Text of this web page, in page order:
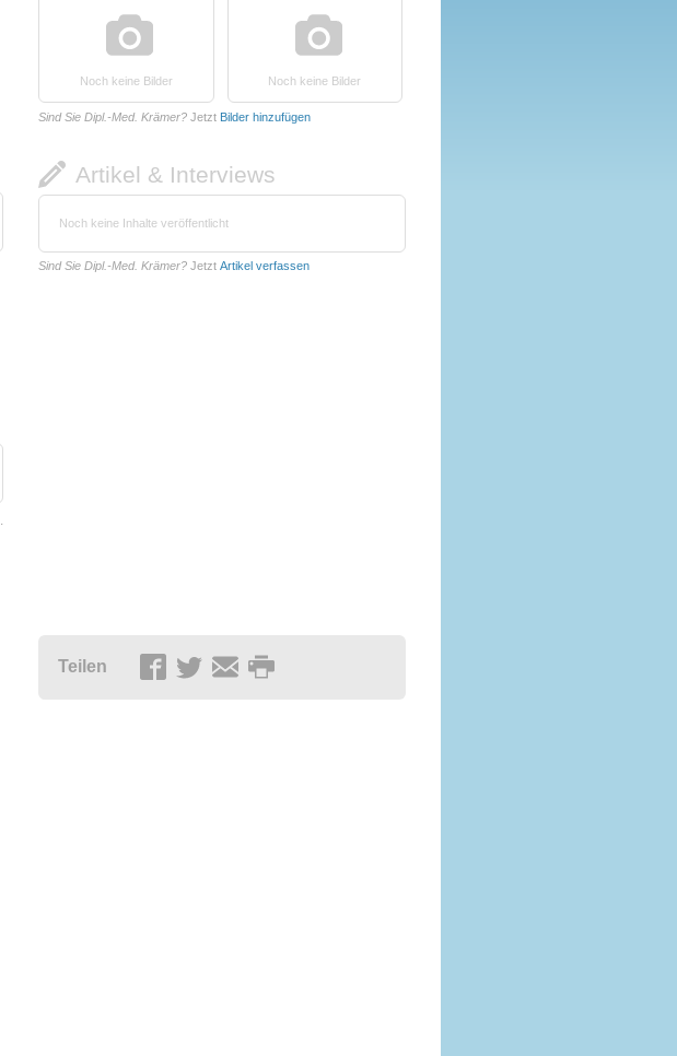
.
Noch keine Bilder Noch keine Bilder
Sind Sie Dipl.-Med. Krämer? Jetzt Bilder hinzufügen
Artikel & Interviews
Noch keine Inhalte veröffentlicht
Sind Sie Dipl.-Med. Krämer? Jetzt Artikel verfassen
Teilen